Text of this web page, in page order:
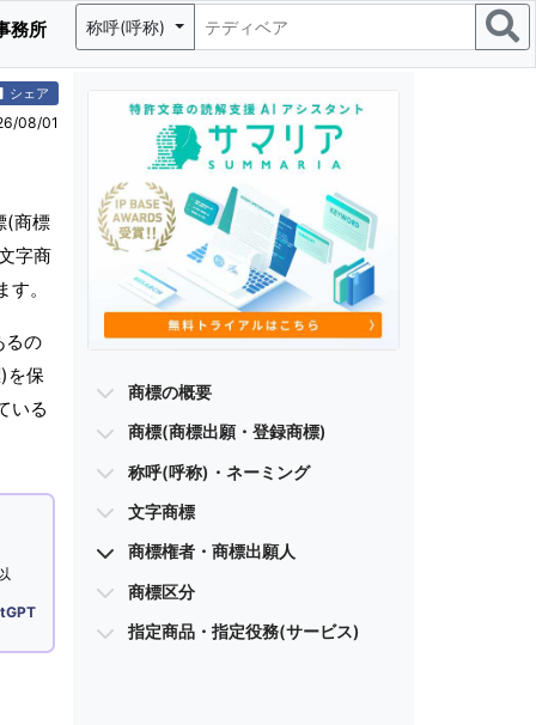
務所 称呼(呼称)
シェア
08/01
(商標
字商
。
るの
を保
いる
商標の概要
商標(商標出願・登録商標)
称呼(呼称)・ネーミング
文字商標
商標権者・商標出願人
商標区分
指定商品・指定役務(サービス)